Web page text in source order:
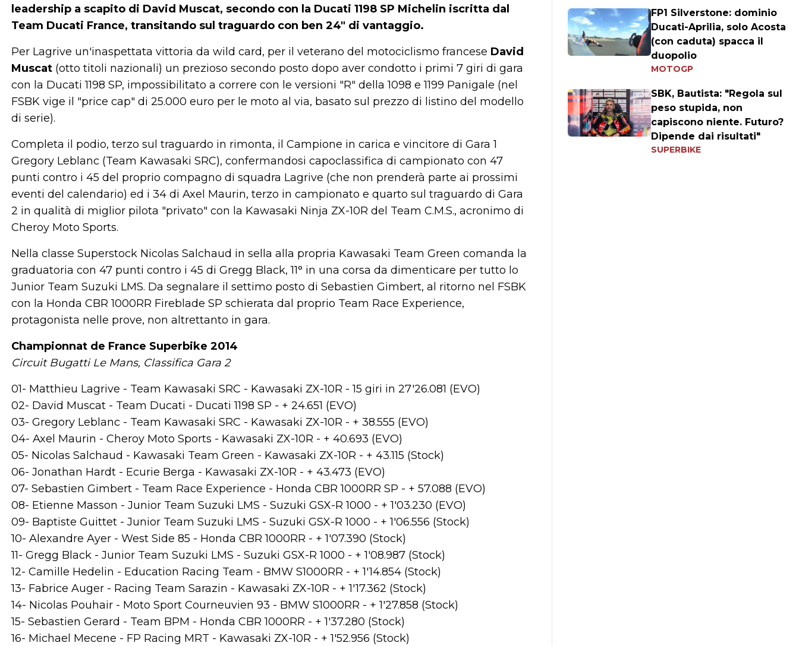
leadership a scapito di David Muscat, secondo con la Ducati 1198 SP Michelin iscritta dal
Team Ducati France, transitando sul traguardo con ben 24" di vantaggio.
Per Lagrive un'inaspettata vittoria da wild card, per il veterano del motociclismo francese David
Muscat (otto titoli nazionali) un prezioso secondo posto dopo aver condotto i primi 7 giri di gara
con la Ducati 1198 SP, impossibilitato a correre con le versioni "R" della 1098 e 1199 Panigale (nel
FSBK vige il "price cap" di 25.000 euro per le moto al via, basato sul prezzo di listino del modello
di serie).
Completa il podio, terzo sul traguardo in rimonta, il Campione in carica e vincitore di Gara 1
Gregory Leblanc (Team Kawasaki SRC), confermandosi capoclassifica di campionato con 47
punti contro i 45 del proprio compagno di squadra Lagrive (che non prenderà parte ai prossimi
eventi del calendario) ed i 34 di Axel Maurin, terzo in campionato e quarto sul traguardo di Gara
2 in qualità di miglior pilota "privato" con la Kawasaki Ninja ZX-10R del Team C.M.S., acronimo di
Cheroy Moto Sports.
Nella classe Superstock Nicolas Salchaud in sella alla propria Kawasaki Team Green comanda la
graduatoria con 47 punti contro i 45 di Gregg Black, 11° in una corsa da dimenticare per tutto lo
Junior Team Suzuki LMS. Da segnalare il settimo posto di Sebastien Gimbert, al ritorno nel FSBK
con la Honda CBR 1000RR Fireblade SP schierata dal proprio Team Race Experience,
protagonista nelle prove, non altrettanto in gara.
Championnat de France Superbike 2014
Circuit Bugatti Le Mans, Classifica Gara 2
01- Matthieu Lagrive - Team Kawasaki SRC - Kawasaki ZX-10R - 15 giri in 27'26.081 (EVO)
02- David Muscat - Team Ducati - Ducati 1198 SP - + 24.651 (EVO)
03- Gregory Leblanc - Team Kawasaki SRC - Kawasaki ZX-10R - + 38.555 (EVO)
04- Axel Maurin - Cheroy Moto Sports - Kawasaki ZX-10R - + 40.693 (EVO)
05- Nicolas Salchaud - Kawasaki Team Green - Kawasaki ZX-10R - + 43.115 (Stock)
06- Jonathan Hardt - Ecurie Berga - Kawasaki ZX-10R - + 43.473 (EVO)
07- Sebastien Gimbert - Team Race Experience - Honda CBR 1000RR SP - + 57.088 (EVO)
08- Etienne Masson - Junior Team Suzuki LMS - Suzuki GSX-R 1000 - + 1'03.230 (EVO)
09- Baptiste Guittet - Junior Team Suzuki LMS - Suzuki GSX-R 1000 - + 1'06.556 (Stock)
10- Alexandre Ayer - West Side 85 - Honda CBR 1000RR - + 1'07.390 (Stock)
11- Gregg Black - Junior Team Suzuki LMS - Suzuki GSX-R 1000 - + 1'08.987 (Stock)
12- Camille Hedelin - Education Racing Team - BMW S1000RR - + 1'14.854 (Stock)
13- Fabrice Auger - Racing Team Sarazin - Kawasaki ZX-10R - + 1'17.362 (Stock)
14- Nicolas Pouhair - Moto Sport Courneuvien 93 - BMW S1000RR - + 1'27.858 (Stock)
15- Sebastien Gerard - Team BPM - Honda CBR 1000RR - + 1'37.280 (Stock)
16- Michael Mecene - FP Racing MRT - Kawasaki ZX-10R - + 1'52.956 (Stock)
FP1 Silverstone: dominio
Ducati-Aprilia, solo Acosta
(con caduta) spacca il
duopolio
MOTOGP
SBK, Bautista: "Regola sul
peso stupida, non
capiscono niente. Futuro?
Dipende dai risultati"
SUPERBIKE